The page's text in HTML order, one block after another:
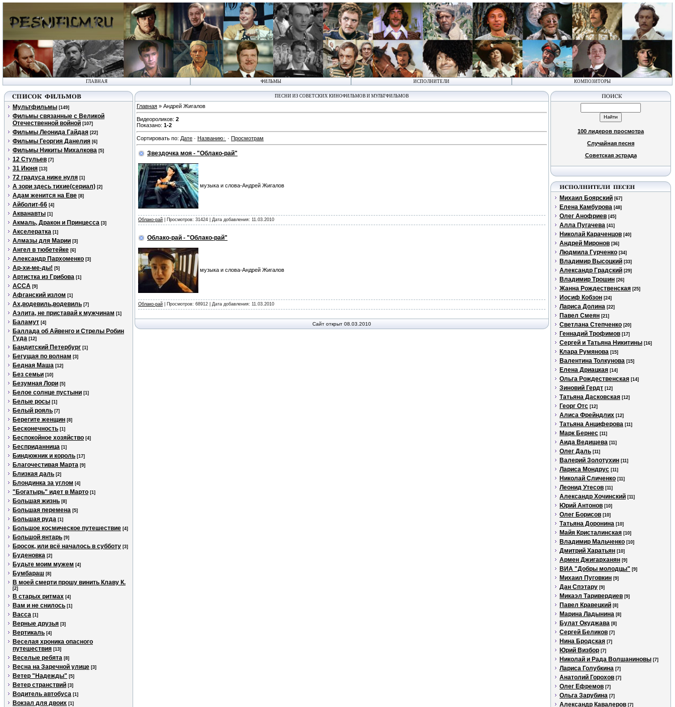
ГЛАВНАЯ ФИЛЬМЫ ИСПОЛНИТЕЛИ КОМПОЗИТОРЫ
Мультфильмы [149]
Фильмы связанные с Великой
Отечественной войной [107]
Фильмы Леонида Гайдая [22]
Фильмы Георгия Данелия [6]
Фильмы Никиты Михалкова [5]
12 Стульев [7]
31 Июня [13]
72 градуса ниже нуля [1]
А зори здесь тихие(сериал) [2]
Адам женится на Еве [8]
Айболит-66 [4]
Акванавты [1]
Акмаль, Дракон и Принцесса [3]
Акселератка [1]
Алмазы для Марии [3]
Ангел в тюбетейке [6]
Александр Пархоменко [3]
Ар-хи-ме-ды! [5]
Артистка из Грибова [1]
АССА [9]
Афганский излом [1]
Ах,водевиль,водевиль [7]
Аэлита, не приставай к мужчинам [1]
Баламут [4]
Баллада об Айвенго и Стрелы Робин
Гуда [12]
Бандитский Петербург [1]
Бегущая по волнам [3]
Бедная Маша [12]
Без семьи [10]
Безумная Лори [5]
Белое солнце пустыни [1]
Белые росы [1]
Белый рояль [7]
Берегите женщин [8]
Бесконечность [1]
Беспокойное хозяйство [4]
Бесприданница [1]
Биндюжник и король [17]
Благочестивая Марта [9]
Близкая даль [2]
Блондинка за углом [4]
"Богатырь" идет в Марто [1]
Большая жизнь [8]
Большая перемена [5]
Большая руда [1]
Большое космическое путешествие [4]
Большой янтарь [9]
Бросок, или всё началось в субботу [3]
Буденовка [2]
Будьте моим мужем [4]
Бумбараш [8]
В моей смерти прошу винить Клаву К.
[2]
В старых ритмах [4]
Вам и не снилось [1]
Васса [1]
Верные друзья [3]
Вертикаль [4]
Веселая хроника опасного
путешествия [13]
Веселые ребята [8]
Весна на Заречной улице [3]
Ветер "Надежды" [5]
Ветер странствий [3]
Водитель автобуса [1]
Вокзал для двоих [1]
ПЕСНИ ИЗ СОВЕТСКИХ КИНОФИЛЬМОВ И МУЛЬТФИЛЬМОВ
Главная » Андрей Жигалов
Видеороликов: 2
Показано: 1-2
Сортировать по: Дате · Названию · Просмотрам
Звездочка моя - "Облако-рай"
музыка и слова-Андрей Жигалов
Облако-рай | Просмотров: 31424 | Дата добавления: 11.03.2010
Облако-рай - "Облако-рай"
музыка и слова-Андрей Жигалов
Облако-рай | Просмотров: 68912 | Дата добавления: 11.03.2010
Сайт открыт 08.03.2010
100 лидеров просмотра
Случайная песня
Советская эстрада
Михаил Боярский [67]
Елена Камбурова [48]
Олег Анофриев [45]
Алла Пугачева [41]
Николай Караченцов [40]
Андрей Миронов [36]
Людмила Гурченко [34]
Владимир Высоцкий [33]
Александр Градский [29]
Владимир Трошин [26]
Жанна Рождественская [25]
Иосиф Кобзон [24]
Лариса Долина [22]
Павел Смеян [21]
Светлана Степченко [20]
Геннадий Трофимов [17]
Сергей и Татьяна Никитины [16]
Клара Румянова [15]
Валентина Толкунова [15]
Елена Дриацкая [14]
Ольга Рождественская [14]
Зиновий Гердт [12]
Татьяна Дасковская [12]
Георг Отс [12]
Алиса Фрейндлих [12]
Татьяна Анциферова [11]
Марк Бернес [11]
Аида Ведищева [11]
Олег Даль [11]
Валерий Золотухин [11]
Лариса Мондрус [11]
Николай Сличенко [11]
Леонид Утесов [11]
Александр Хочинский [11]
Юрий Антонов [10]
Олег Борисов [10]
Татьяна Доронина [10]
Майя Кристалинская [10]
Владимир Мальченко [10]
Дмитрий Харатьян [10]
Армен Джигарханян [9]
ВИА "Добры молодцы" [9]
Михаил Пуговкин [9]
Дан Спэтару [9]
Микаэл Таривердиев [9]
Павел Кравецкий [8]
Марина Ладынина [8]
Булат Окуджава [8]
Сергей Беликов [7]
Нина Бродская [7]
Юрий Визбор [7]
Николай и Рада Волшаниновы [7]
Лариса Голубкина [7]
Анатолий Горохов [7]
Олег Ефремов [7]
Ольга Зарубина [7]
Александр Кавалеров [7]